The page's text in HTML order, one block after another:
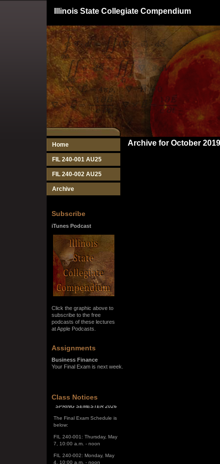
Illinois State Collegiate Compendium
Home
FIL 240-001 AU25
FIL 240-002 AU25
Archive
Subscribe
iTunes Podcast
Click the graphic above to
subscribe to the free
podcasts of these lectures
at Apple Podcasts.
Assignments
Business Finance
Your Final Exam is next week.
Class Notices
SPRING SEMESTER 2026
The Final Exam Schedule is
below:
FIL 240-001: Thursday, May
7, 10:00 a.m. - noon
FIL 240-002: Monday, May
4, 10:00 a.m. - noon
Archive for October 2019